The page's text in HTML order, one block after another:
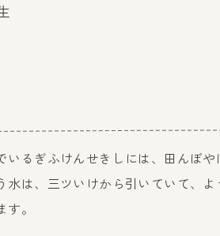
いるぎふけんせきしには、田んぼや
水は、三ツいけから引いていて、
。